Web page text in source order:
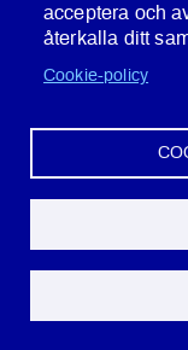
acceptera och
återkalla ditt
Cookie-policy
Polisens
2025, har
samband med
1